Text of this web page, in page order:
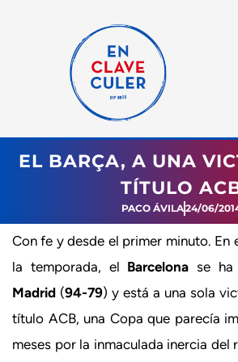
EL BARÇA, A UNA
TÍTULO
PACO ÁVILA24/06/
Con fe y desde el primer minuto. En
la temporada, el Barcelona se ha
Madrid (94-79) y está a una sola
título ACB, una Copa que parecía
meses por la inmaculada inercia del